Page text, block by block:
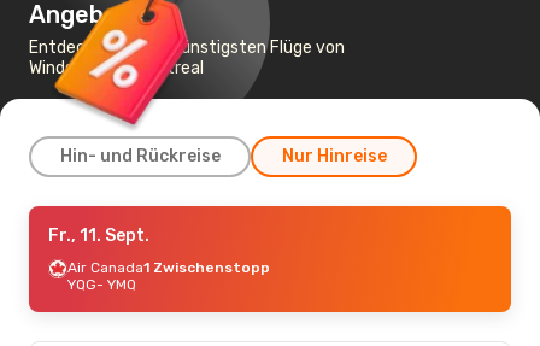
Angebote
Entdecken Sie die günstigsten Flüge von
Windsor nach Montreal
Hin- und Rückreise Nur Hinreise
Fr., 11. Sept.
Air Canada1 Zwischenstopp
YQG- YMQ
YMQ- YQG
Fr., 11. Sept.
Air Canada1 Zwischenstopp
YQG- YMQ